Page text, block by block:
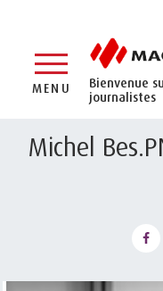
Bienvenue
journalistes
MENU
Michel